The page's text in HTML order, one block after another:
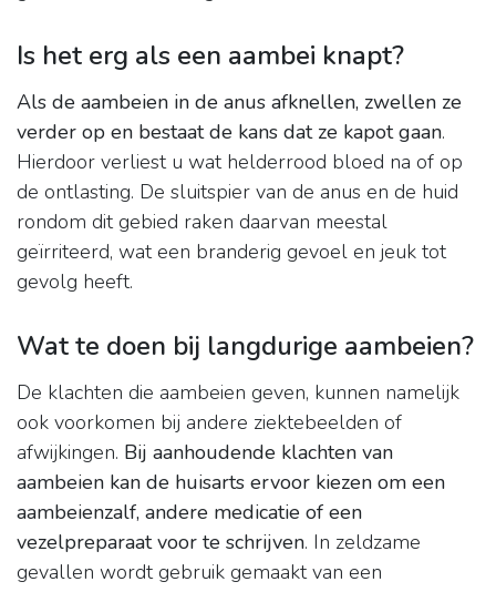
Is het erg als een aambei knapt?
Als de aambeien in de anus afknellen, zwellen ze
verder op en bestaat de kans dat ze kapot gaan.
Hierdoor verliest u wat helderrood bloed na of op
de ontlasting. De sluitspier van de anus en de huid
rondom dit gebied raken daarvan meestal
geïrriteerd, wat een branderig gevoel en jeuk tot
gevolg heeft.
Wat te doen bij langdurige aambeien?
De klachten die aambeien geven, kunnen namelijk
ook voorkomen bij andere ziektebeelden of
afwijkingen. Bij aanhoudende klachten van
aambeien kan de huisarts ervoor kiezen om een
aambeienzalf, andere medicatie of een
vezelpreparaat voor te schrijven. In zeldzame
gevallen wordt gebruik gemaakt van een